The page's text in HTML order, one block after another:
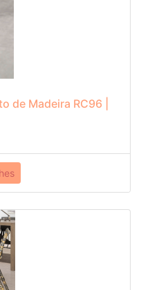
de Madeira RC96 |